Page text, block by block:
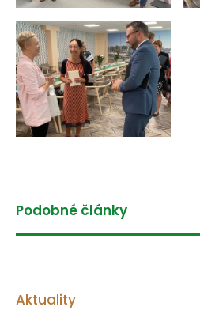
Podobné články
Aktuality